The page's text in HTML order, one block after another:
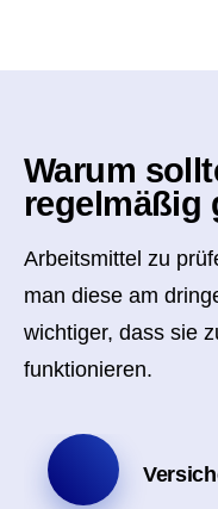
Warum
regelmäßig
Arbeitsmittel zu
man diese am
wichtiger, dass sie
funktionieren.